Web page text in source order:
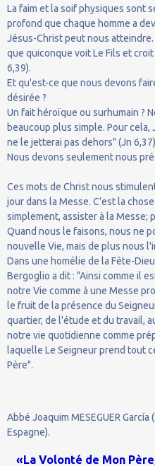
La faim et la soif physiques sont
profond que chaque homme a
Jésus-Christ peut nous
que quiconque voit Le Fils et
6,39).
Et qu'est-ce que nous devons
désirée ?
Un fait héroïque ou surhumain ?
beaucoup plus simple. Pour cela,
ne le jetterai pas dehors" (Jn
Nous devons seulement nous
Ces mots de Christ nous
jour dans la Messe. C’est la
simplement, assister à la Messe;
Quand nous le faisons, nous ne
nouvelle Vie, mais de plus nous
Dans une homélie de la Fête-
Bergoglio a dit : "Ainsi comme il
notre Vie comme à une Messe
le fruit de la présence du
quartier, de l'étude et du travail,
notre vie quotidienne comme
laquelle Le Seigneur prend tout
Père".
Abbé Joaquim MESEGUER
Espagne).
«La Volonté de Mon